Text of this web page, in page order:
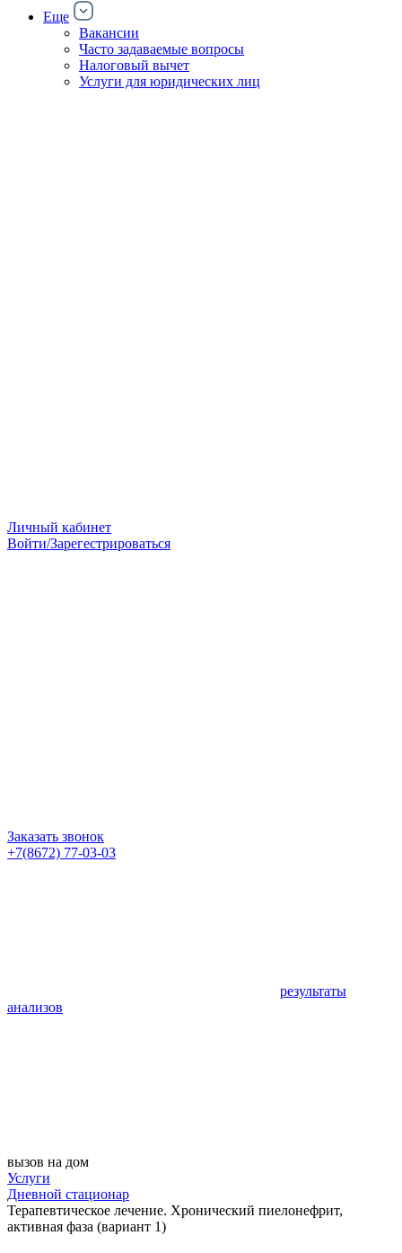
Еще
Вакансии
Часто задаваемые вопросы
Налоговый вычет
Услуги для юридических лиц
Личный кабинет
Войти/Зарегестрироваться
Заказать звонок
+7(8672) 77-03-03
результаты
анализов
вызов на дом
Услуги
Дневной стационар
Терапевтическое лечение. Хронический пиелонефрит,
активная фаза (вариант 1)